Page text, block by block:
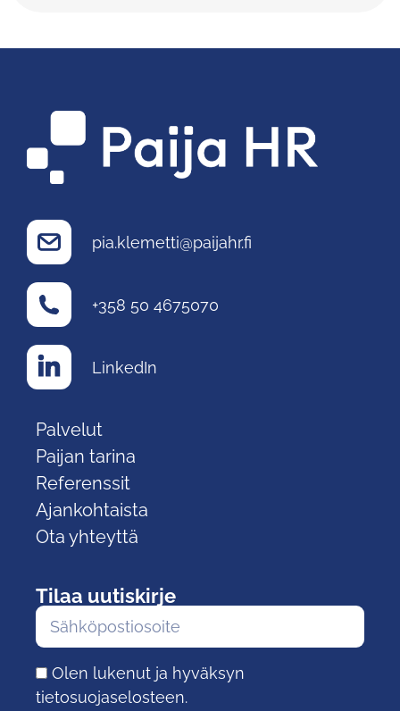
pia.klemetti@paijahr.fi
+358 50 4675070
LinkedIn
Palvelut
Paijan tarina
Referenssit
Ajankohtaista
Ota yhteyttä
Tilaa uutiskirje
Olen lukenut ja hyväksyn
tietosuojaselosteen.